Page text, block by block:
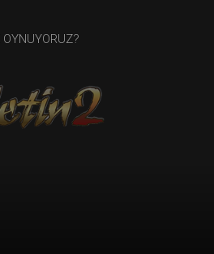
OYNUYORUZ?